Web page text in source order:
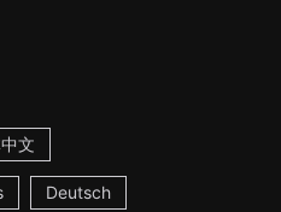
文
Deutsch